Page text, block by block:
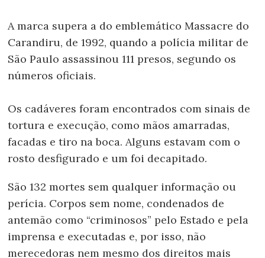
A marca supera a do emblemático Massacre do
Carandiru, de 1992, quando a polícia militar de
São Paulo assassinou 111 presos, segundo os
números oficiais.
Os cadáveres foram encontrados com sinais de
tortura e execução, como mãos amarradas,
facadas e tiro na boca. Alguns estavam com o
rosto desfigurado e um foi decapitado.
São 132 mortes sem qualquer informação ou
perícia. Corpos sem nome, condenados de
antemão como “criminosos” pelo Estado e pela
imprensa e executadas e, por isso, não
merecedoras nem mesmo dos direitos mais